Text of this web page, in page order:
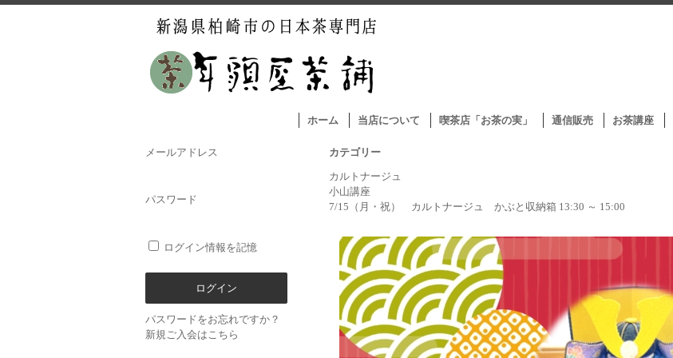
ホーム 当店について 喫茶店「お茶の実」 通信販売 お茶講座
カテゴリー
カルトナージュ
小山講座
7/15（月・祝） カルトナージュ かぶと収納箱 13:30 ～ 15:00
メールアドレス
パスワード
ログイン情報を記憶
パスワードをお忘れですか？
新規ご入会はこちら